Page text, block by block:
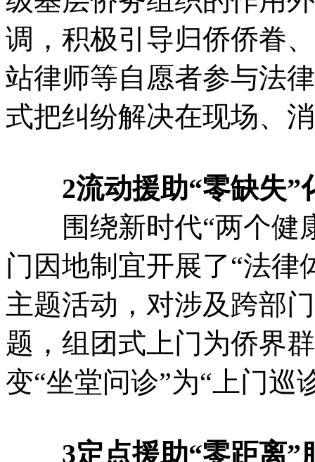
调，积极引导归侨侨眷
站律师等自愿者参与法
式把纠纷解决在现场、
2流动援助“零缺失”
围绕新时代“两个健
门因地制宜开展了“法律
主题活动，对涉及跨部
题，组团式上门为侨界
变“坐堂问诊”为“上门巡
3定点援助“零距离”